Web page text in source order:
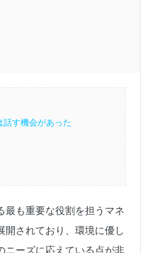
話す機会があった
最も重要な役割を担うマネ
開されており、環境に優し
ニーズに応えている点が非